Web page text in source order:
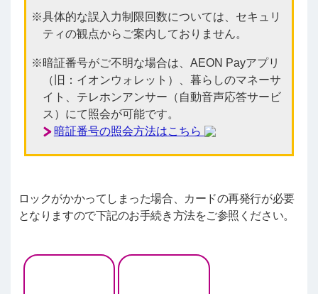
具体的な誤入力制限回数については、セキュリ
ティの観点からご案内しておりません。
暗証番号がご不明な場合は、AEON Payアプリ
（旧：イオンウォレット）、暮らしのマネーサ
イト、テレホンアンサー（自動音声応答サービ
ス）にて照会が可能です。
暗証番号の照会方法はこちら
ロックがかかってしまった場合、カードの再発行が必要
となりますので下記のお手続き方法をご参照ください。